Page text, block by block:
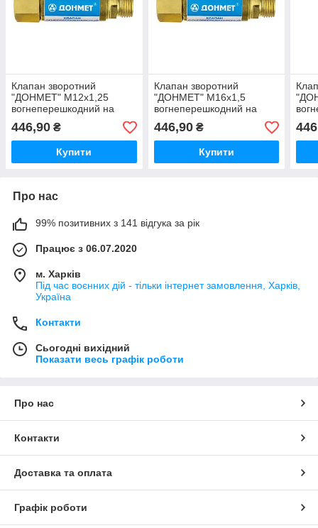
Клапан зворотний
"ДОНМЕТ" М12х1,25
вогнеперешкодний на
446,90 ₴
Купити
Клапан зворотний
"ДОНМЕТ" М16х1,5
вогнеперешкодний на
446,90₴
Купити
Про нас
99% позитивних з 141 відгука за рік
Працює з 06.07.2020
м. Харків
Під час воєнних дій - тільки інтернет замовлення, Харків,
Україна
Контакти
Сьогодні вихідний
Показати весь графік роботи
Про нас
Контакти
Доставка та оплата
Графік роботи